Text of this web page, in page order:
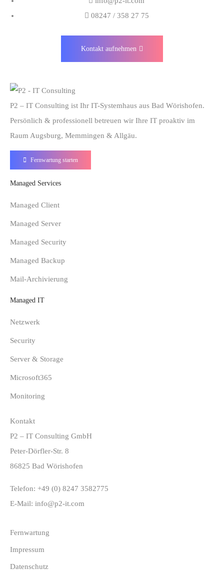
08247 / 358 27 75
Kontakt aufnehmen
P2 – IT Consulting ist Ihr IT-Systemhaus aus Bad Wörishofen.
Persönlich & professionell betreuen wir Ihre IT proaktiv im
Raum Augsburg, Memmingen & Allgäu.
Fernwartung starten
Managed Services
Managed Client
Managed Server
Managed Security
Managed Backup
Mail-Archivierung
Managed IT
Netzwerk
Security
Server & Storage
Microsoft365
Monitoring
Kontakt
P2 – IT Consulting GmbH
Peter-Dörfler-Str. 8
86825 Bad Wörishofen
Telefon: +49 (0) 8247 3582775
E-Mail: info@p2-it.com
Fernwartung
Impressum
Datenschutz